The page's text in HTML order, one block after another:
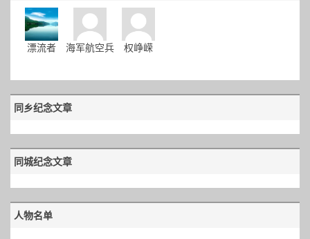
漂流者 海军航空兵 权峥嵘
同乡纪念文章
同城纪念文章
人物名单